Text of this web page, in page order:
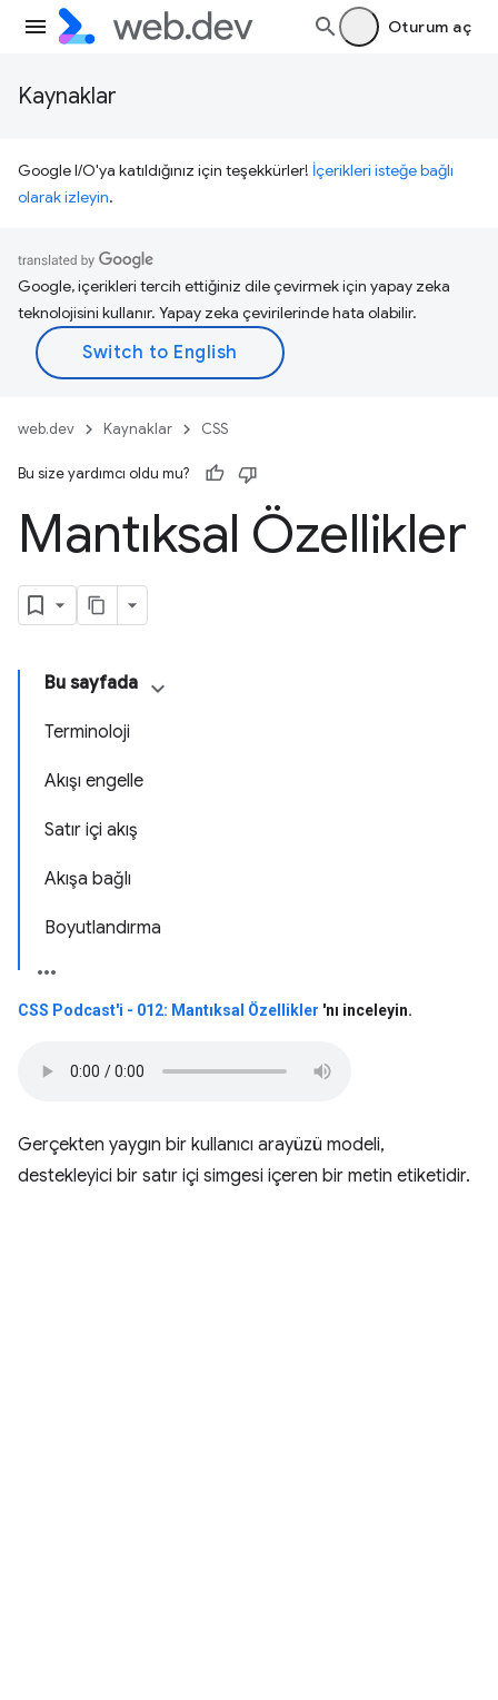
Oturum aç
Kaynaklar
Google I/O'ya katıldığınız için teşekkürler! İçerikleri isteğe bağlı
olarak izleyin.
Google, içerikleri tercih ettiğiniz dile çevirmek için yapay zeka
teknolojisini kullanır. Yapay zeka çevirilerinde hata olabilir.
web.dev Kaynaklar CSS
Bu size yardımcı oldu mu?
Mantıksal Özellikler
Bu sayfada
Terminoloji
Akışı engelle
Satır içi akış
Akışa bağlı
Boyutlandırma
CSS Podcast'i - 012: Mantıksal Özellikler 'nı inceleyin.
Gerçekten yaygın bir kullanıcı arayüzü modeli,
destekleyici bir satır içi simgesi içeren bir metin etiketidir.